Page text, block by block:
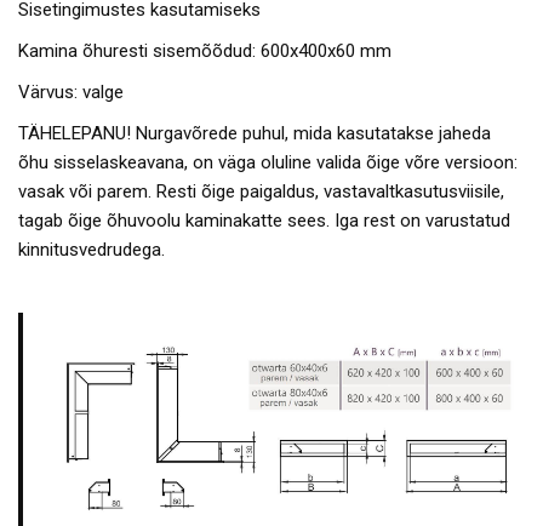
Sisetingimustes kasutamiseks
Kamina õhuresti sisemõõdud: 600x400x60 mm
Värvus: valge
TÄHELEPANU! Nurgavõrede puhul, mida kasutatakse jaheda
õhu sisselaskeavana, on väga oluline valida õige võre versioon:
vasak või parem. Resti õige paigaldus, vastavaltkasutusviisile,
tagab õige õhuvoolu kaminakatte sees. Iga rest on varustatud
kinnitusvedrudega.